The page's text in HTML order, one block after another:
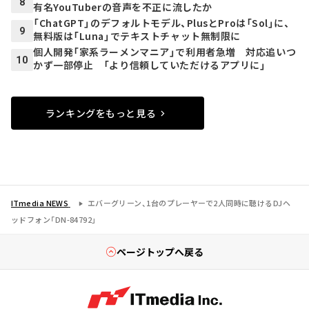
有名YouTuberの音声を不正に流したか
9
「ChatGPT」のデフォルトモデル、PlusとProは「Sol」に、
無料版は「Luna」でテキストチャット無制限に
10
個人開発「家系ラーメンマニア」で利用者急増 対応追いつ
かず一部停止 「より信頼していただけるアプリに」
ランキングをもっと見る
ITmedia NEWS
エバーグリーン、1台のプレーヤーで2人同時に聴けるDJヘ
ッドフォン「DN-84792」
ページトップへ戻る